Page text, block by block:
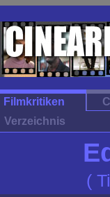
Filmkritiken
Verzeichnis
(